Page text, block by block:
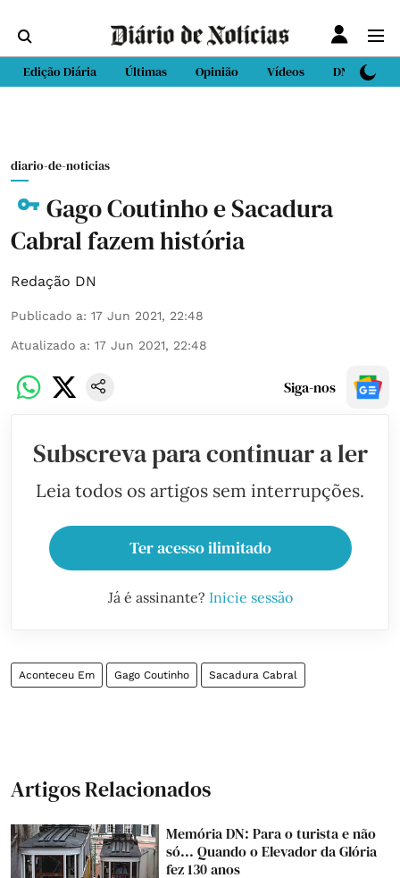
Edição Diária Últimas Opinião Vídeos DN Sport
diario-de-noticias
Gago Coutinho e Sacadura
Cabral fazem história
Redação DN
Publicado a: 17 Jun 2021, 22:48
Atualizado a: 17 Jun 2021, 22:48
Siga-nos
Subscreva para continuar a ler
Leia todos os artigos sem interrupções.
Ter acesso ilimitado
Já é assinante? Inicie sessão
Aconteceu Em Gago Coutinho Sacadura Cabral
Artigos Relacionados
Memória DN: Para o turista e não
só... Quando o Elevador da Glória
fez 130 anos